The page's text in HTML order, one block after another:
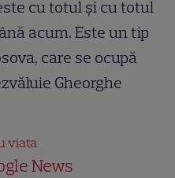
cu totul şi cu totul
acum. Este un tip
care se ocupă
Gheorghe
viata
News